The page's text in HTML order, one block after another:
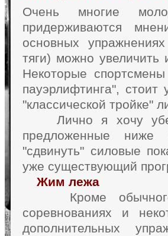
Очень многие
придерживаются
основных
тяги) можно увеличить
Некоторые
пауэрлифтинга", стоит
"классической тройке"
Лично я хочу
предложенные ниже
"сдвинуть" силовые
уже существующий
Жим лежа
Кроме обычного
соревнованиях и
дополнительных